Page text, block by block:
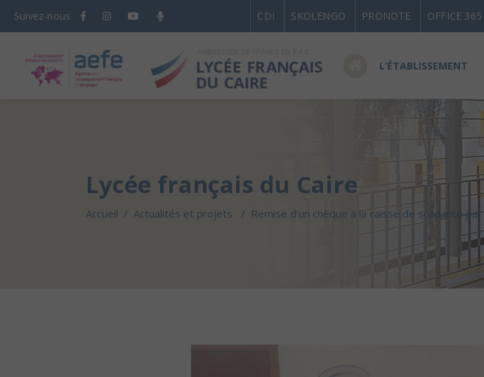
Suivez-nous CDI SKOLENGO PRONOTE OFFICE 365
L’ÉTABLISSEMENT
Lycée français du Caire
Accueil / Actualités et projets / Remise d’un chèque à la caisse de solidarité par